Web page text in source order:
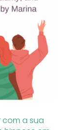
com a sua